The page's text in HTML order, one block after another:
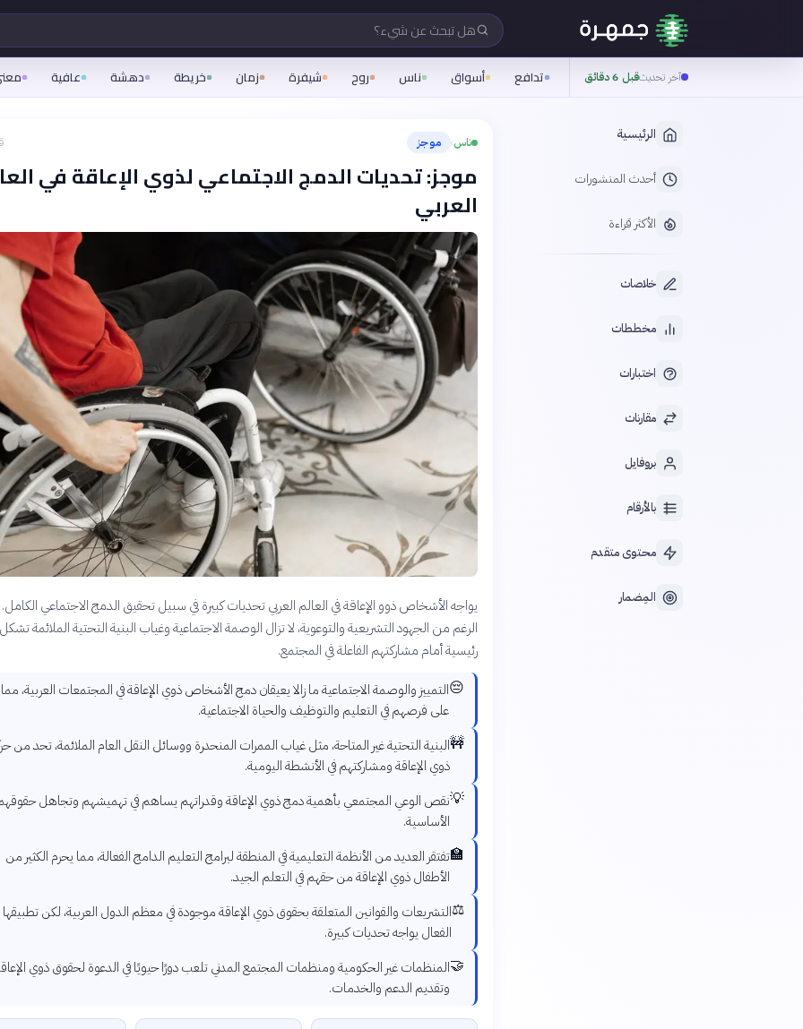
هل تبحث عن شيء؟
آخر تحديثقبل 6 دقائق تدافع أسواق ناس روح شيفرة زمان خريطة دهشة عافية
الرئيسية
أحدث المنشورات
الأكثر قراءة
خلاصات
مخططات
اختبارات
مقارنات
بروفايل
بالأرقام
محتوى متقدم
المِضمار
ناس› موجز
موجز: تحديات الدمج الاجتماعي لذوي الإعاقة في
العربي
يواجه الأشخاص ذوو الإعاقة في العالم العربي تحديات كبيرة في سبيل تحقيق الدمج الاجتماعي
الرغم من الجهود التشريعية والتوعوية، لا تزال الوصمة الاجتماعية وغياب البنية التحتية الملائمة
رئيسية أمام مشاركتهم الفاعلة في المجتمع.
😔التمييز والوصمة الاجتماعية ما زالا يعيقان دمج الأشخاص ذوي الإعاقة في المجتمعات العربية، مما
على فرصهم في التعليم والتوظيف والحياة الاجتماعية.
🚧البنية التحتية غير المتاحة، مثل غياب الممرات المنحدرة ووسائل النقل العام الملائمة، تحد من
ذوي الإعاقة ومشاركتهم في الأنشطة اليومية.
💡نقص الوعي المجتمعي بأهمية دمج ذوي الإعاقة وقدراتهم يساهم في تهميشهم وتجاهل
الأساسية.
🏫تفتقر العديد من الأنظمة التعليمية في المنطقة لبرامج التعليم الدامج الفعالة، مما يحرم الكثير من
الأطفال ذوي الإعاقة من حقهم في التعلم الجيد.
⚖️التشريعات والقوانين المتعلقة بحقوق ذوي الإعاقة موجودة في معظم الدول العربية، لكن تطبيقها
الفعال يواجه تحديات كبيرة.
🤝المنظمات غير الحكومية ومنظمات المجتمع المدني تلعب دورًا حيويًا في الدعوة لحقوق ذوي
وتقديم الدعم والخدمات.